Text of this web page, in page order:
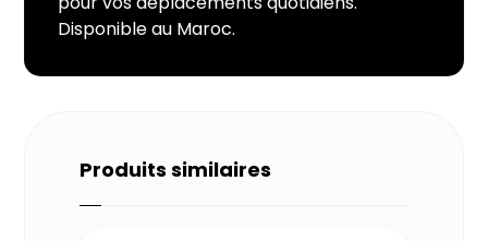
Disponible au Maroc.
Produits similaires